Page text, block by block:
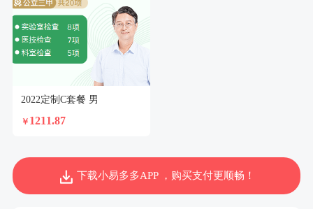
2022定制C套餐 男
￥ 1211.87
下载小易多多APP ，购买支付更顺畅！